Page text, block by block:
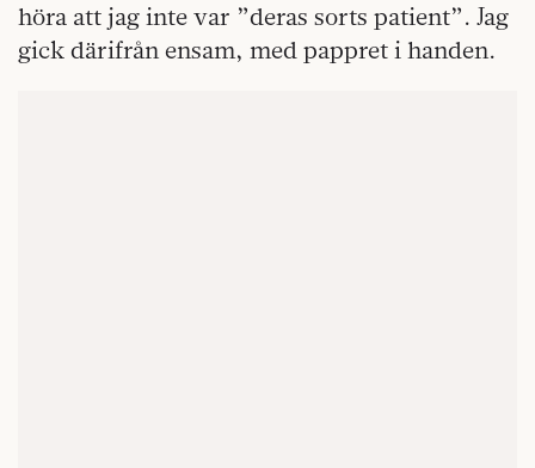
höra att jag inte var ”deras sorts patient”. Jag
gick därifrån ensam, med pappret i handen.